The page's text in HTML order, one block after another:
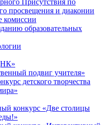
Присутствия по
просвещения и диаконии
комиссии
образовательных
подвиг учителя»
детского творчества
конкурс «Две столицы